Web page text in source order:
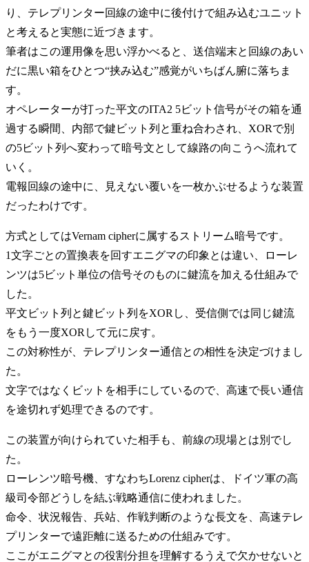
り、テレプリンター回線の途中に後付けで組み込むユニット
と考えると実態に近づきます。
筆者はこの運用像を思い浮かべると、送信端末と回線のあい
だに黒い箱をひとつ“挟み込む”感覚がいちばん腑に落ちま
す。
オペレーターが打った平文のITA2 5ビット信号がその箱を通
過する瞬間、内部で鍵ビット列と重ね合わされ、XORで別
の5ビット列へ変わって暗号文として線路の向こうへ流れて
いく。
電報回線の途中に、見えない覆いを一枚かぶせるような装置
だったわけです。
方式としてはVernam cipherに属するストリーム暗号です。
1文字ごとの置換表を回すエニグマの印象とは違い、ローレ
ンツは5ビット単位の信号そのものに鍵流を加える仕組みで
した。
平文ビット列と鍵ビット列をXORし、受信側では同じ鍵流
をもう一度XORして元に戻す。
この対称性が、テレプリンター通信との相性を決定づけまし
た。
文字ではなくビットを相手にしているので、高速で長い通信
を途切れず処理できるのです。
この装置が向けられていた相手も、前線の現場とは別でし
た。
ローレンツ暗号機、すなわちLorenz cipherは、ドイツ軍の高
級司令部どうしを結ぶ戦略通信に使われました。
命令、状況報告、兵站、作戦判断のような長文を、高速テレ
プリンターで遠距離に送るための仕組みです。
ここがエニグマとの役割分担を理解するうえで欠かせないと